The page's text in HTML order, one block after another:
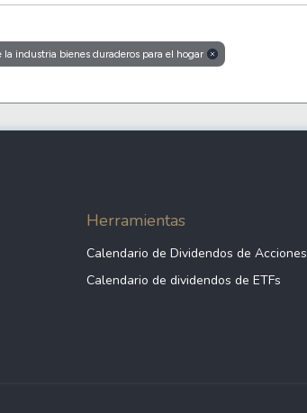
la industria bienes duraderos para el hogar
Herramientas
Calendario de Dividendos de Acciones
Calendario de dividendos de ETFs